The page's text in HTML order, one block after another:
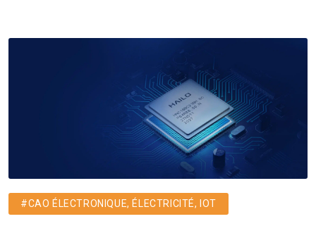
#CAO ÉLECTRONIQUE, ÉLECTRICITÉ, IOT